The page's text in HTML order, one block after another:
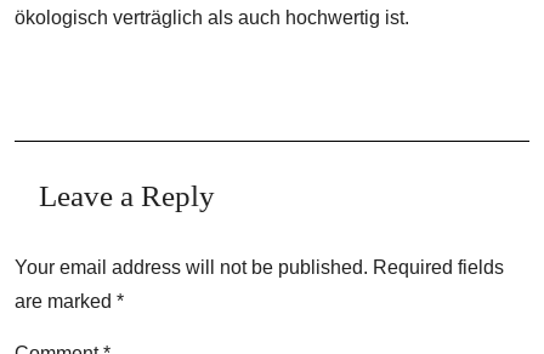
ökologisch verträglich als auch hochwertig ist.
Leave a Reply
Your email address will not be published. Required fields
are marked *